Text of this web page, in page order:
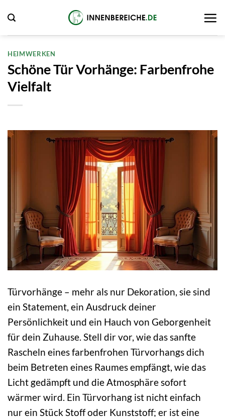
Inhalt
springen
HEIMWERKEN
Schöne Tür Vorhänge: Farbenfrohe
Vielfalt
Türvorhänge – mehr als nur Dekoration, sie sind
ein Statement, ein Ausdruck deiner
Persönlichkeit und ein Hauch von Geborgenheit
für dein Zuhause. Stell dir vor, wie das sanfte
Rascheln eines farbenfrohen Türvorhangs dich
beim Betreten eines Raumes empfängt, wie das
Licht gedämpft und die Atmosphäre sofort
wärmer wird. Ein Türvorhang ist nicht einfach
nur ein Stück Stoff oder Kunststoff; er ist eine